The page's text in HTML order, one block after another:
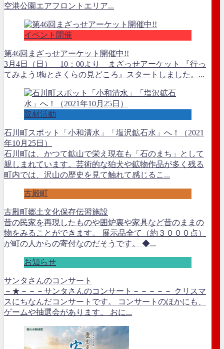
空港公園エアフロントエリア...
イベント開催
第46回まざっせアーケット開催中!!
3月4日（日） 10：00より まざっせアーケット 『行っ
てみよう!梅とさくらの見どころ』スタートしました。...
取材活動
石川町スポット「小和清水」「塩沢鉱石水」へ！（2021
年10月25日）
石川町は、かつて鉱山で栄え現在も「石のまち」として
親しまれています。芸術的な狛犬や鉱物作品が多く残る
町内では、沢山の歴史を見て触れて感じるこ...
古殿町
古殿町郷土文化保存伝習施設
昔の民家を再現したものや囲炉裏や家具など昔のままの
物をみることができます。 展示品全て（約３０００点）
が町の人からの寄付なのだそうです。 ◆...
お知らせ
サンタさんのコンサート
－★－－－サンタさんのコンサート－－－－－ クリスマ
スにちなんだコンサートです。 コンサートのほかにも、
ゲームや抽選会があります。 おに...